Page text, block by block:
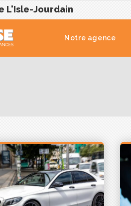
L'Isle-Jourdain
Notre agence